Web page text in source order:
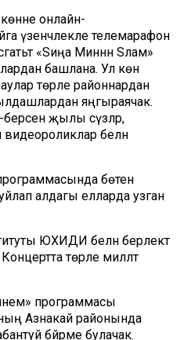
онлайн-
үзенчәлекле телемарафон
«Sиңа Mиннән Sәлам»
башлана. Ул көн
төрле районнардан
яңгыраячак.
берсен җылы сүзләр,
видеороликлар белән
программасында бөтен
алдагы елларда узган
ЮХИДИ белән берлектә
Концертта төрле милләт
программасы
Азнакай районында
бәйрәме булачак.